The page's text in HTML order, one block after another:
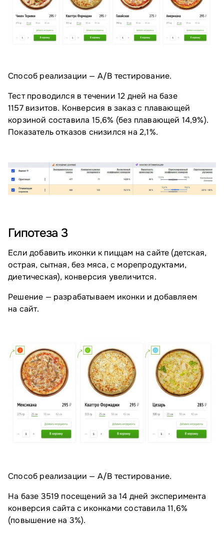
Способ реализации — А/⁠B тестирование.
Тест проводился в течении 12 дней на базе
1157 визитов. Конверсия в заказ с плавающей
корзиной составила 15,6% (без плавающей 14,9%).
Показатель отказов снизился на 2,1%.
Гипотеза 3
Если добавить иконки к пиццам на сайте (детская,
острая, сытная, без мяса, с морепродуктами,
диетическая), конверсия увеличится.
Решение — разрабатываем иконки и добавляем
на сайт.
Способ реализации — А/⁠B тестирование.
На базе 3519 посещений за 14 дней эксперимента
конверсия сайта с иконками составила 11,6%
(повышение на 3%).